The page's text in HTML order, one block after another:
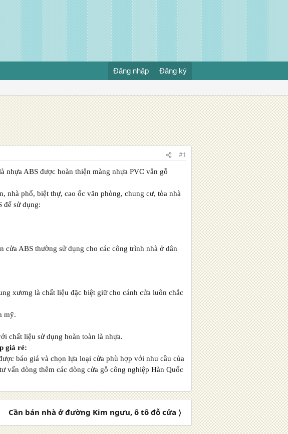
Đăng nhập Đăng ký
#1
nhựa ABS được hoàn thiện màng nhựa PVC vân gỗ
nhà phố, biệt thự, cao ốc văn phòng, chung cư, tòa nhà
để sử dụng:
cửa ABS thường sử dụng cho các công trình nhà ở dân
xương là chất liệu đặc biệt giữ cho cánh cửa luôn chắc
mỹ.
chất liệu sử dụng hoàn toàn là nhựa.
giá rẻ:
báo giá và chọn lựa loại cửa phù hợp với nhu cầu của
vấn dòng thêm các dòng cửa gỗ công nghiệp Hàn Quốc
Cần bán nhà ở đường Kim ngưu, ô tô đỗ cửa 〉